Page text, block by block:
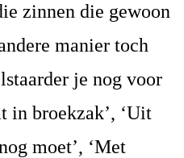
zinnen die gewoon
manier toch
je nog voor
in broekzak’, ‘Uit
moet’, ‘Met